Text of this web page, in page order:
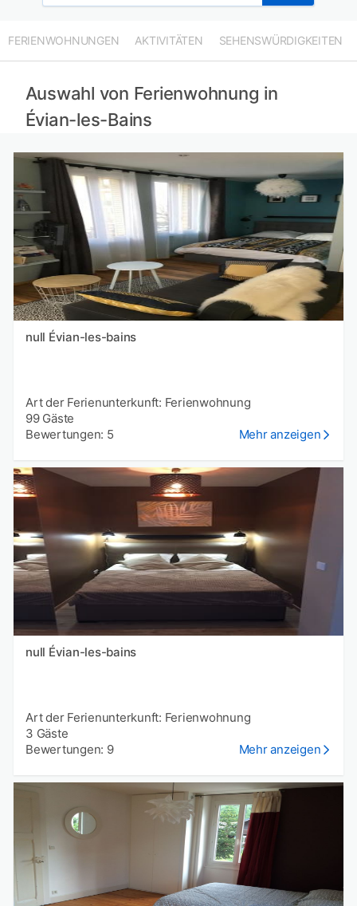
FERIENWOHNUNGEN AKTIVITÄTEN SEHENSWÜRDIGKEITEN
Auswahl von Ferienwohnung in
Évian-les-Bains
null Évian-les-bains
Art der Ferienunterkunft: Ferienwohnung
99 Gäste
Bewertungen: 5
Mehr anzeigen
null Évian-les-bains
Art der Ferienunterkunft: Ferienwohnung
3 Gäste
Bewertungen: 9
Mehr anzeigen